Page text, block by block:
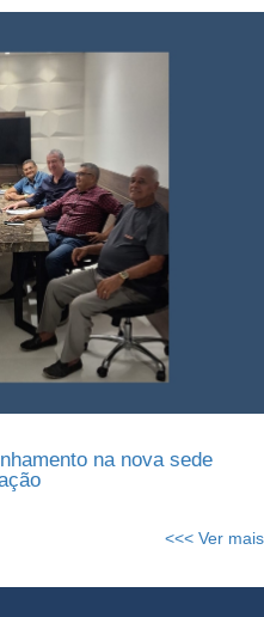
na nova sede
<<< Ver mais